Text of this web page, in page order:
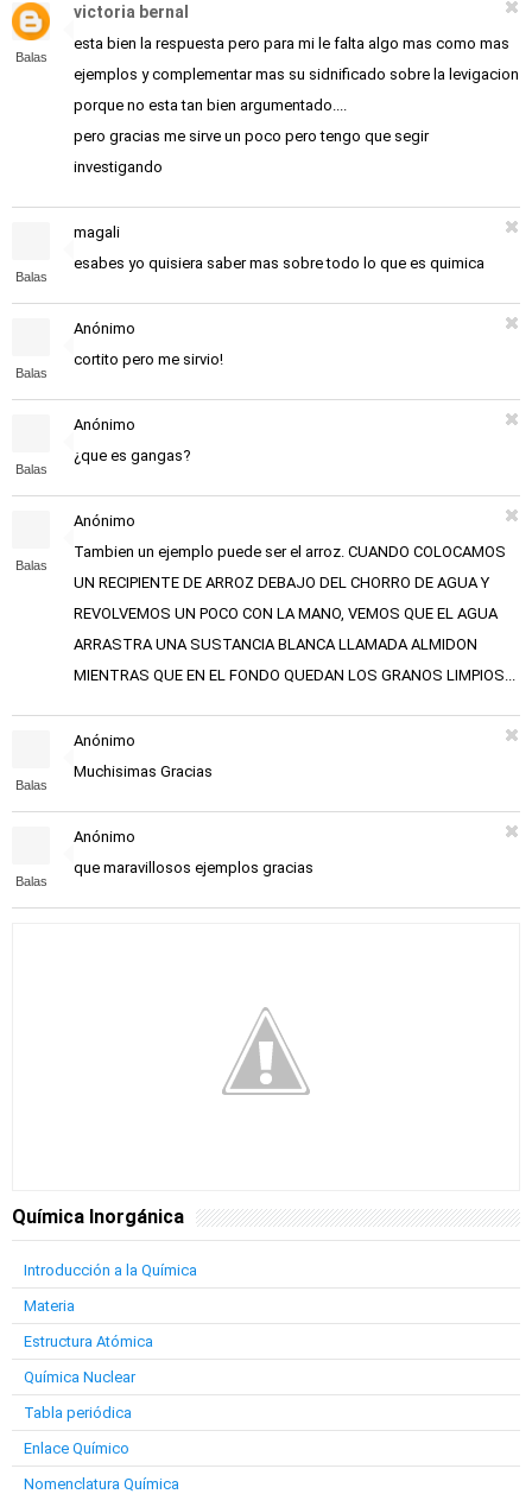
Balas
victoria bernal
esta bien la respuesta pero para mi le falta algo mas como mas
ejemplos y complementar mas su sidnificado sobre la levigacion
porque no esta tan bien argumentado....
pero gracias me sirve un poco pero tengo que segir
investigando
Balas
magali
esabes yo quisiera saber mas sobre todo lo que es quimica
Balas
Anónimo
cortito pero me sirvio!
Balas
Anónimo
¿que es gangas?
Balas
Anónimo
Tambien un ejemplo puede ser el arroz. CUANDO COLOCAMOS
UN RECIPIENTE DE ARROZ DEBAJO DEL CHORRO DE AGUA Y
REVOLVEMOS UN POCO CON LA MANO, VEMOS QUE EL AGUA
ARRASTRA UNA SUSTANCIA BLANCA LLAMADA ALMIDON
MIENTRAS QUE EN EL FONDO QUEDAN LOS GRANOS LIMPIOS...
Balas
Anónimo
Muchisimas Gracias
Balas
Anónimo
que maravillosos ejemplos gracias
Química Inorgánica
Introducción a la Química
Materia
Estructura Atómica
Química Nuclear
Tabla periódica
Enlace Químico
Nomenclatura Química